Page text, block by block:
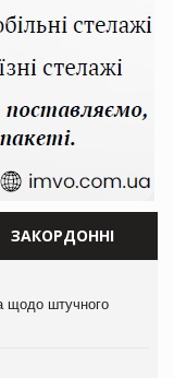
ЗАКОРДОННІ
щодо штучного
магазинів
компанія
щодо штучного